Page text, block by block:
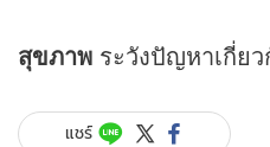
สุขภาพ ระวังปัญหาเกี่ย
แชร์